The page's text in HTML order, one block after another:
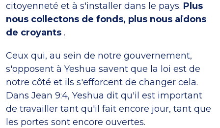
citoyenneté et à s'installer dans le pays. Plus
nous collectons de fonds, plus nous aidons
de croyants .
Ceux qui, au sein de notre gouvernement,
s'opposent à Yeshua savent que la loi est de
notre côté et ils s'efforcent de changer cela.
Dans Jean 9:4, Yeshua dit qu'il est important
de travailler tant qu'il fait encore jour, tant que
les portes sont encore ouvertes.